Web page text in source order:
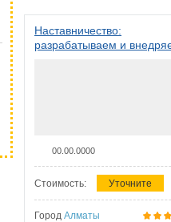
Наставничество:
разрабатываем и
00.00.0000
Стоимость: Уточните
Город Алматы